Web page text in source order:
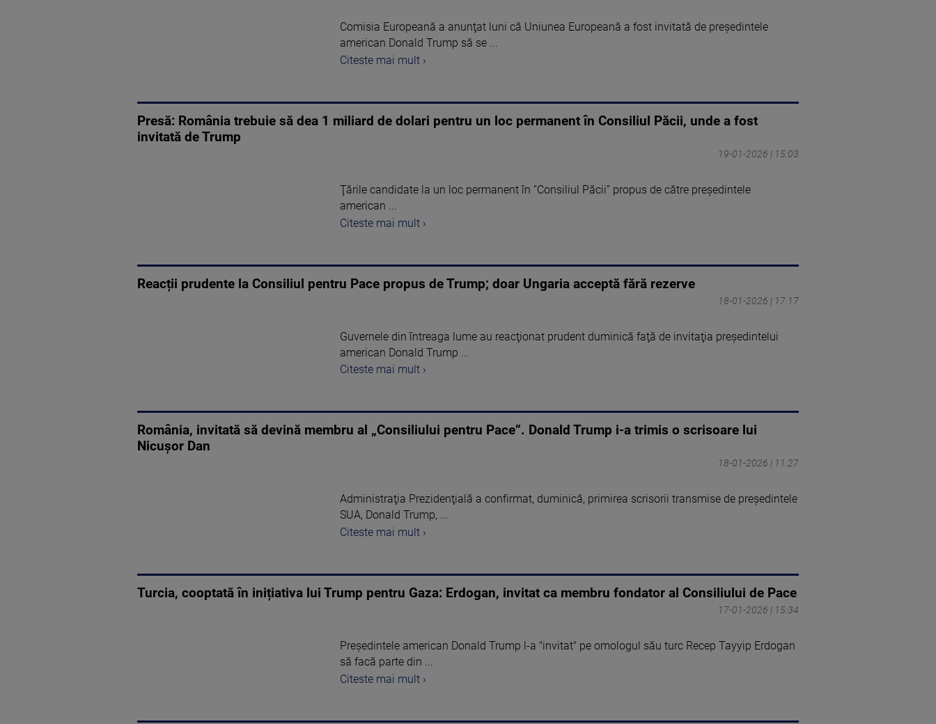
Comisia Europeană a anunţat luni că Uniunea Europeană a fost invitată de preşedintele
american Donald Trump să se ...
Citeste mai mult ›
Presă: România trebuie să dea 1 miliard de dolari pentru un loc permanent în Consiliul Păcii, unde a fost
invitată de Trump
19-01-2026 | 15:03
Ţările candidate la un loc permanent în ”Consiliul Păcii” propus de către preşedintele
american ...
Citeste mai mult ›
Reacții prudente la Consiliul pentru Pace propus de Trump; doar Ungaria acceptă fără rezerve
18-01-2026 | 17:17
Guvernele din întreaga lume au reacţionat prudent duminică faţă de invitaţia preşedintelui
american Donald Trump ...
Citeste mai mult ›
România, invitată să devină membru al „Consiliului pentru Pace”. Donald Trump i-a trimis o scrisoare lui
Nicuşor Dan
18-01-2026 | 11:27
Administraţia Prezidenţială a confirmat, duminică, primirea scrisorii transmise de preşedintele
SUA, Donald Trump, ...
Citeste mai mult ›
Turcia, cooptată în inițiativa lui Trump pentru Gaza: Erdogan, invitat ca membru fondator al Consiliului de Pace
17-01-2026 | 15:34
Preşedintele american Donald Trump l-a "invitat" pe omologul său turc Recep Tayyip Erdogan
să facă parte din ...
Citeste mai mult ›